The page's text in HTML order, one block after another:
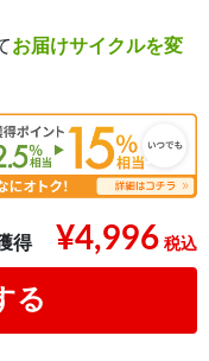
お届けサイクルを変
¥4,996
得
る